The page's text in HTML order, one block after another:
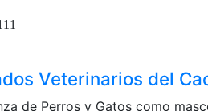
Veterinarios del
de Perros y Gatos como